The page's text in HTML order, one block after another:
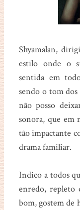
Shyamalan,
estilo onde o
sentida em
sendo o tom
não posso
sonora, que em
tão impactante
drama familiar.
Indico a todos
enredo, repleto
bom, gostem de